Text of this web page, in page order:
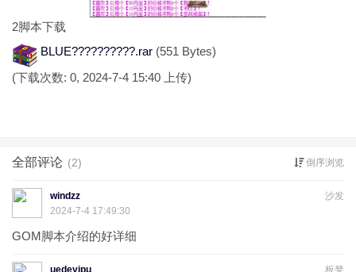
2脚本下载
BLUE??????????.rar (551 Bytes)
(下载次数: 0, 2024-7-4 15:40 上传)
全部评论 (2) 倒序浏览
沙发
windzz
2024-7-4 17:49:30
GOM脚本介绍的好详细
板凳
uedeyipu